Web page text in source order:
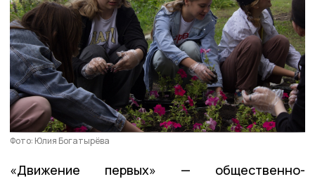
Фото: Юлия Богатырёва
«Движение первых» — общественно-